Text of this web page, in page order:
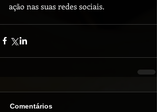
ação nas suas redes sociais.
Comentários